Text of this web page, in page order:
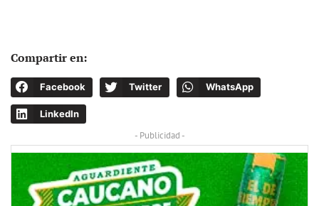
Compartir en:
Facebook Twitter WhatsApp
LinkedIn
- Publicidad -